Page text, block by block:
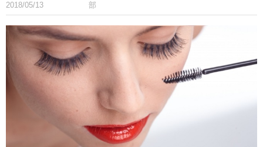
2018/05/13
部